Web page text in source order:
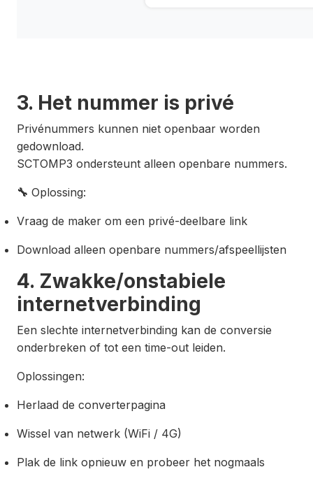
3. Het nummer is privé
Privénummers kunnen niet openbaar worden
gedownload.
SCTOMP3 ondersteunt alleen openbare nummers.
🔧 Oplossing:
Vraag de maker om een privé-deelbare link
Download alleen openbare nummers/afspeellijsten
4. Zwakke/onstabiele
internetverbinding
Een slechte internetverbinding kan de conversie
onderbreken of tot een time-out leiden.
Oplossingen:
Herlaad de converterpagina
Wissel van netwerk (WiFi / 4G)
Plak de link opnieuw en probeer het nogmaals